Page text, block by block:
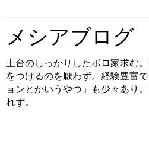
メシアブログ
土台のしっかりしたボロ家求む
をつけるのを厭わず。経験豊富
ョンとかいうやつ」も少々あり
れず。